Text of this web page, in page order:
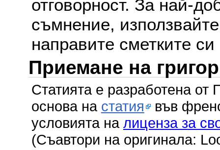
отговорност. За най-
съмнение,
направите сметките
Приемане на
Статията е разработена
основа на статия във
условията на лиценза за
(Съавтори на оригинала: